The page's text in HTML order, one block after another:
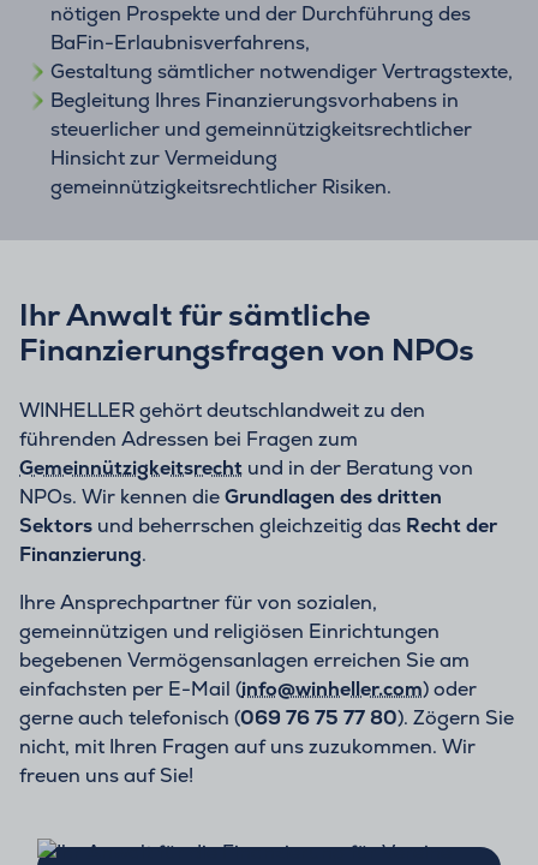
nötigen Prospekte und der Durchführung des
BaFin-Erlaubnisverfahrens,
Gestaltung sämtlicher notwendiger Vertragstexte,
Begleitung Ihres Finanzierungsvorhabens in
steuerlicher und gemeinnützigkeitsrechtlicher
Hinsicht zur Vermeidung
gemeinnützigkeitsrechtlicher Risiken.
Ihr Anwalt für sämtliche
Finanzierungsfragen von NPOs
WINHELLER gehört deutschlandweit zu den
führenden Adressen bei Fragen zum
Gemeinnützigkeitsrecht und in der Beratung von
NPOs. Wir kennen dieGrundlagen desdritten
Sektors und beherrschen gleichzeitig das Recht der
Finanzierung.
Ihre Ansprechpartner für von sozialen,
gemeinnützigen und religiösen Einrichtungen
begebenen Vermögensanlagen erreichen Sie am
einfachsten per E-Mail (info@winheller.com) oder
gerne auch telefonisch (069 76 75 77 80). Zögern Sie
nicht, mit Ihren Fragen auf uns zuzukommen. Wir
freuen uns auf Sie!